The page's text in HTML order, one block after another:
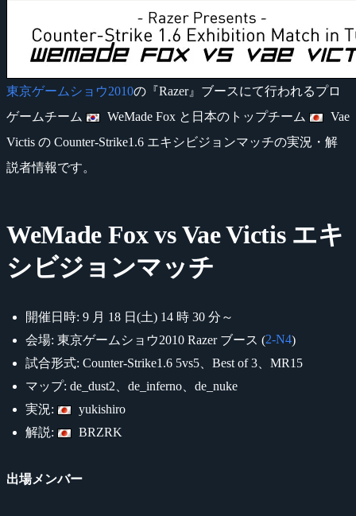
東京ゲームショウ2010の『Razer』ブースにて行われるプロ
ゲームチーム
WeMade Fox と日本のトップチーム
Vae
Victis の Counter-Strike1.6 エキシビジョンマッチの実況・解
説者情報です。
WeMade Fox vs Vae Victis エキ
シビジョンマッチ
開催日時: 9 月 18 日(土) 14 時 30 分～
会場: 東京ゲームショウ2010 Razer ブース (2-N4)
試合形式: Counter-Strike1.6 5vs5、Best of 3、MR15
マップ: de_dust2、de_inferno、de_nuke
実況:
yukishiro
解説:
BRZRK
出場メンバー